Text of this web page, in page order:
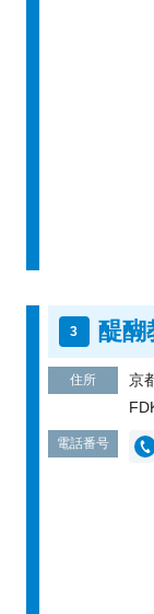
醍醐
住所
京
電話番号